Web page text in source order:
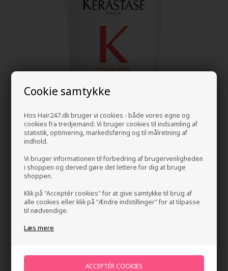
Cookie samtykke
Hos Hair247.dk bruger vi cookies - både vores egne og
cookies fra tredjemand. Vi bruger cookies til indsamling af
statistik, optimering, markedsføring og til målretning af
indhold.
Vi bruger informationen til forbedring af brugervenligheden
i shoppen og derved gøre det lettere for dig at bruge
shoppen.
Klik på "Acceptér cookies" for at give samtykke til brug af
alle cookies eller klik på "Ændre indstillinger" for at tilpasse
til nødvendige.
Læs mere
Kerastase Premiére Bain Décalcifiant Réparateur
Mærker»Kerastase
268,00DKK